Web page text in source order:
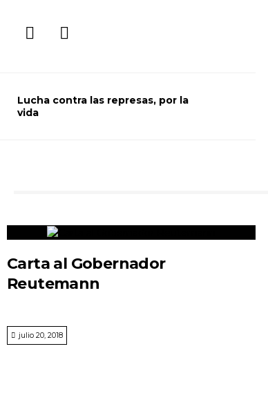
Lucha contra las represas, por la
vida
Carta al Gobernador
Reutemann
julio 20, 2018